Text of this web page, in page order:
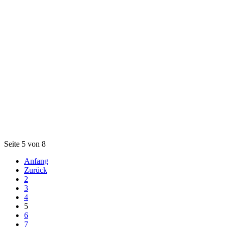
Seite 5 von 8
Anfang
Zurück
2
3
4
5
6
7